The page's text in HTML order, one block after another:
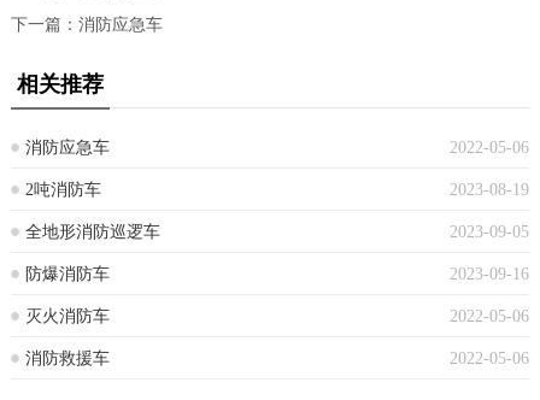
下一篇： 消防应急车
相关推荐
2022-05-06
消防应急车
2023-08-19
2吨消防车
2023-09-05
全地形消防巡逻车
2023-09-16
防爆消防车
2022-05-06
灭火消防车
2022-05-06
消防救援车